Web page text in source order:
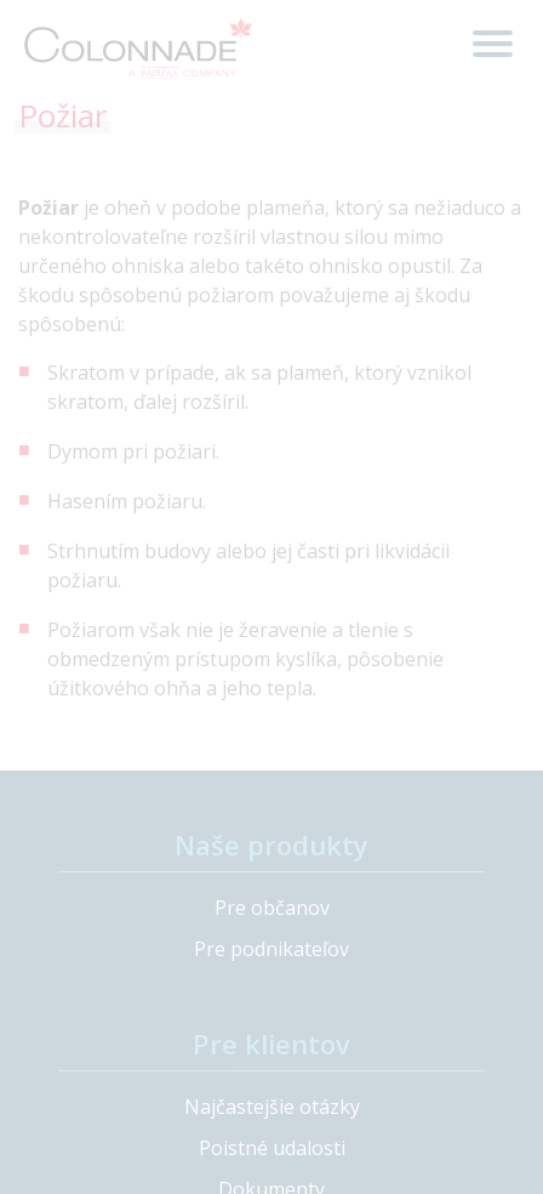
Požiar
Požiar je oheň v podobe plameňa, ktorý sa nežiaduco a
nekontrolovateľne rozšíril vlastnou silou mimo
určeného ohniska alebo takéto ohnisko opustil. Za
škodu spôsobenú požiarom považujeme aj škodu
spôsobenú:
Skratom v prípade, ak sa plameň, ktorý vznikol
skratom, ďalej rozšíril.
Dymom pri požiari.
Hasením požiaru.
Strhnutím budovy alebo jej časti pri likvidácii
požiaru.
Požiarom však nie je žeravenie a tlenie s
obmedzeným prístupom kyslíka, pôsobenie
úžitkového ohňa a jeho tepla.
Pre občanov
Pre podnikateľov
Najčastejšie otázky
Poistné udalosti